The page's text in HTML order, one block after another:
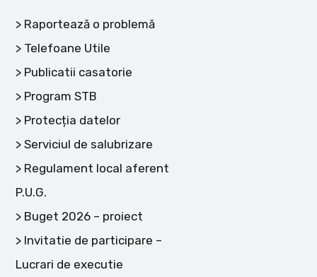
Raportează o problemă
Telefoane Utile
Publicatii casatorie
Program STB
Protecția datelor
Serviciul de salubrizare
Regulament local aferent
P.U.G.
Buget 2026 – proiect
Invitatie de participare –
Lucrari de executie